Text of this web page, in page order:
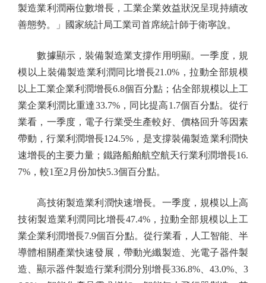
製造業利潤兩位數增長，工業企業效益狀況呈現持續改
善態勢。」國家統計局工業司首席統計師于衛寧說。
數據顯示，裝備製造業支撐作用明顯。一季度，規
模以上裝備製造業利潤同比增長21.0%，拉動全部規模
以上工業企業利潤增長6.8個百分點；佔全部規模以上工
業企業利潤比重達33.7%，同比提高1.7個百分點。從行
業看，一季度，電子行業受生產較好、價格回升等因素
帶動，行業利潤增長124.5%，是支撐裝備製造業利潤快
速增長的主要力量；鐵路船舶航空航天行業利潤增長16.
7%，較1至2月份加快5.3個百分點。
高技術製造業利潤快速增長。一季度，規模以上高
技術製造業利潤同比增長47.4%，拉動全部規模以上工
業企業利潤增長7.9個百分點。從行業看，人工智能、半
導體相關產業快速發展，帶動光纖製造、光電子器件製
造、顯示器件製造行業利潤分別增長336.8%、43.0%、3